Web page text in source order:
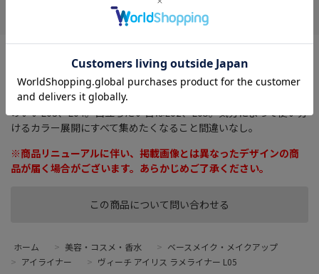
この商品について問い合わせる
な描き心地でしっかり発色。普段のコスメにプラスワンすること
で、パーティやライブなど特別な日のお出かけメイクに大変身！汗
や涙、皮脂に強くメイクしたての美しさが夜まで持続。肌なじみ
のいいL03、L04。目立ちたい日はL02、L05。気分によって使い分
けるカラー展開にすべて集めたくなること間違いなし。
※商品リニューアルに伴い、掲載画像とは異なったデザインの商
品が届く場合がございます。あらかじめご了承ください。
ホーム > 美容・コスメ・香水 > ベースメイク・メイクアップ
> アイライナー > ヴィーチ アイリス ラメライナー L05